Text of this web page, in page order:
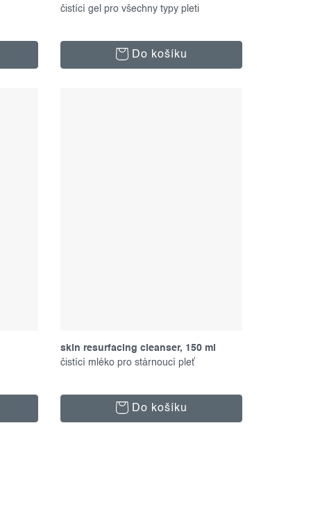
čistící gel pro všechny typy pleti
Do košíku
skin resurfacing cleanser, 150 ml
čistící mléko pro stárnoucí pleť
Do košíku